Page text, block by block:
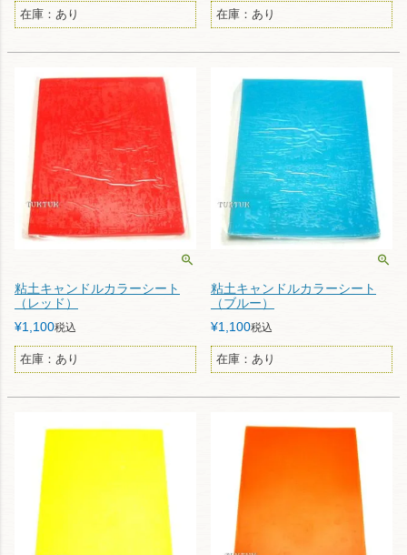
在庫：あり 在庫：あり
粘土キャンドルカラーシート
（レッド）
¥1,100税込
在庫：あり
粘土キャンドルカラーシート
（ブルー）
¥1,100税込
在庫：あり